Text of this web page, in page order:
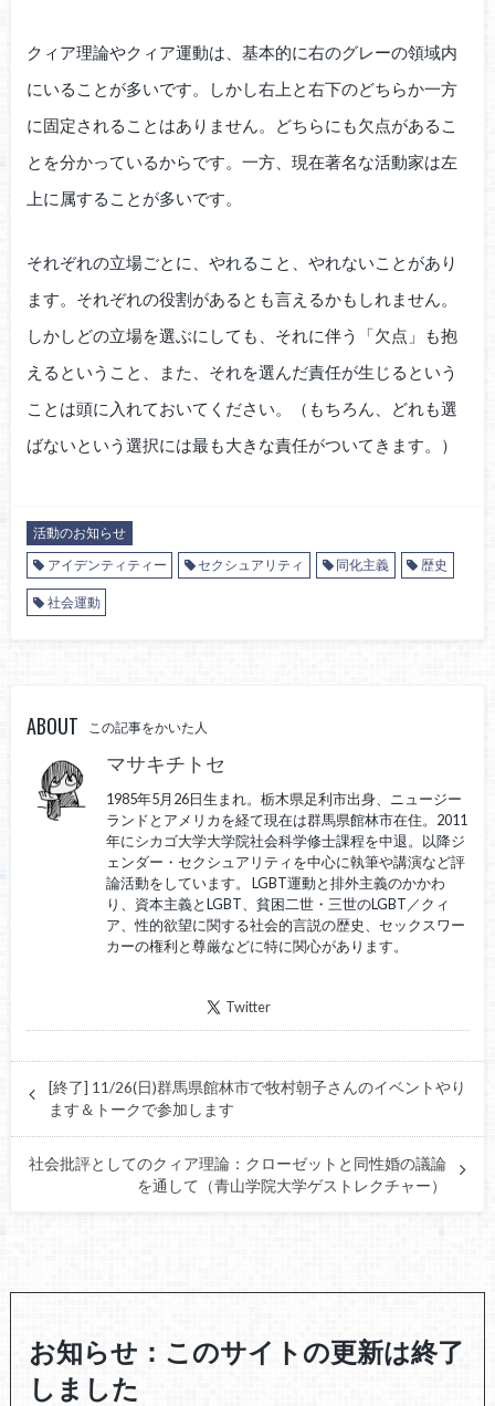
クィア理論やクィア運動は、基本的に右のグレーの領域内
にいることが多いです。しかし右上と右下のどちらか一方
に固定されることはありません。どちらにも欠点があるこ
とを分かっているからです。一方、現在著名な活動家は左
上に属することが多いです。
それぞれの立場ごとに、やれること、やれないことがあり
ます。それぞれの役割があるとも言えるかもしれません。
しかしどの立場を選ぶにしても、それに伴う「欠点」も抱
えるということ、また、それを選んだ責任が生じるという
ことは頭に入れておいてください。（もちろん、どれも選
ばないという選択には最も大きな責任がついてきます。）
活動のお知らせ
アイデンティティー
セクシュアリティ 同化主義 歴史
社会運動
ABOUT この記事をかいた人
マサキチトセ
1985年5月26日生まれ。栃木県足利市出身、ニュージー
ランドとアメリカを経て現在は群馬県館林市在住。2011
年にシカゴ大学大学院社会科学修士課程を中退。以降ジ
ェンダー・セクシュアリティを中心に執筆や講演など評
論活動をしています。 LGBT運動と排外主義のかかわ
り、資本主義とLGBT、貧困二世・三世のLGBT／クィ
ア、性的欲望に関する社会的言説の歴史、セックスワー
カーの権利と尊厳などに特に関心があります。
Twitter
[終了] 11/26(日)群馬県館林市で牧村朝子さんのイベントやり
ます＆トークで参加します
社会批評としてのクィア理論：クローゼットと同性婚の議論
を通して（青山学院大学ゲストレクチャー）
お知らせ：このサイトの更新は終了
しました